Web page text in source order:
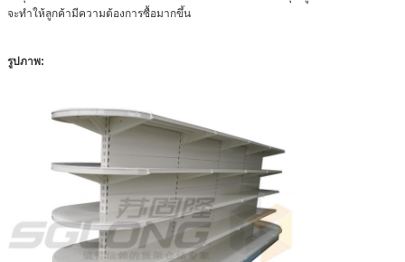
จะทำให้ลูกค้ามีความต้องการซื้อมากขึ้น
รูปภาพ: